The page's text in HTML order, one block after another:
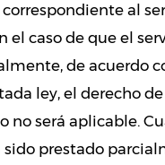
al
el caso de que el
de acuerdo
ley, el derecho de
no será aplicable.
sido prestado